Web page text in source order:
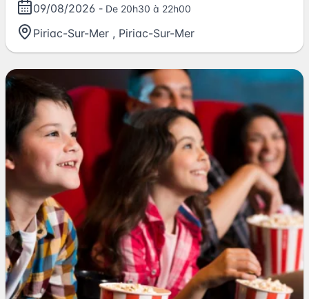
09/08/2026 - De 20h30 à 22h00
Piriac-Sur-Mer , Piriac-Sur-Mer